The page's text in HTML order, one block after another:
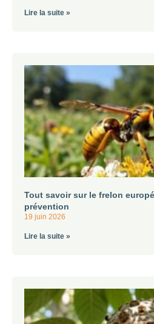
Lire la suite »
Tout savoir sur le frelon
prévention
19 juin 2026
Lire la suite »